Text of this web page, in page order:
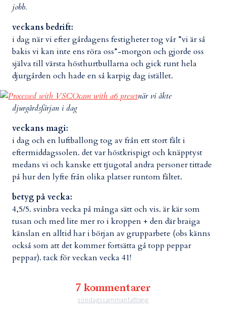
jobb.
veckans bedrift:
i dag när vi efter gårdagens festigheter tog vår ”vi är så
bakis vi kan inte ens röra oss”-morgon och gjorde oss
själva till värsta hösthurtbullarna och gick runt hela
djurgården och hade en så karpig dag istället.
när vi åkte
djurgårdsfärjan i dag
veckans magi:
i dag och en luftballong tog av från ett stort fält i
eftermiddagssolen. det var höstkrispigt och knäpptyst
medans vi och kanske ett tjugotal andra personer tittade
på hur den lyfte från olika platser runtom fältet.
betyg på vecka:
4,5/5. svinbra vecka på många sätt och vis. är kär som
tusan och med lite mer ro i kroppen + den där braiga
känslan en alltid har i början av grupparbete (obs känns
också som att det kommer fortsätta gå topp peppar
peppar). tack för veckan vecka 41!
7 kommentarer
söndagssammanfattning